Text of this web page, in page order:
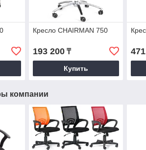
Кресло CHAIRMAN 750
193 200₸
Купить
компании